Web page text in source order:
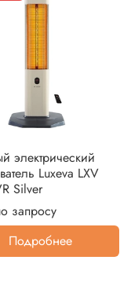
электрический
Luxeva LXV
Silver
запросу
Подробнее